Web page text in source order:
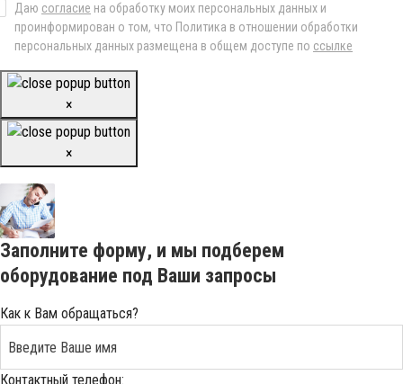
Даю согласие на обработку моих персональных данных и
проинформирован о том, что Политика в отношении обработки
персональных данных размещена в общем доступе по ссылке
×
×
Заполните форму, и мы подберем
оборудование под Ваши запросы
Как к Вам обращаться?
Контактный телефон: